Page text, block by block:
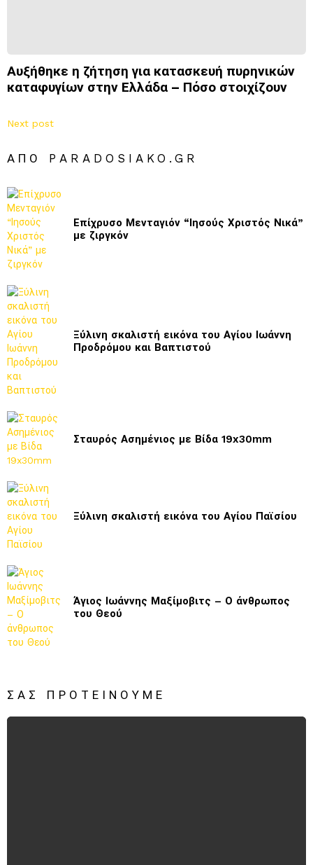
Αυξήθηκε η ζήτηση για κατασκευή πυρηνικών
καταφυγίων στην Ελλάδα – Πόσο στοιχίζουν
Next post
ΑΠΌ PARADOSIAKO.GR
Επίχρυσο Μενταγιόν “Ιησούς Χριστός Νικά”
με ζιργκόν
Ξύλινη σκαλιστή εικόνα του Αγίου Ιωάννη
Προδρόμου και Βαπτιστού
Σταυρός Ασημένιος με Βίδα 19x30mm
Ξύλινη σκαλιστή εικόνα του Αγίου Παϊσίου
Άγιος Ιωάννης Μαξίμοβιτς – Ο άνθρωπος
του Θεού
ΣΑΣ ΠΡΟΤΕΊΝΟΥΜΕ